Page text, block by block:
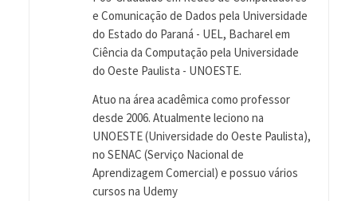
e Comunicação de Dados pela Universidade
do Estado do Paraná - UEL, Bacharel em
Ciência da Computação pela Universidade
do Oeste Paulista - UNOESTE.
Atuo na área acadêmica como professor
desde 2006. Atualmente leciono na
UNOESTE (Universidade do Oeste Paulista),
no SENAC (Serviço Nacional de
Aprendizagem Comercial) e possuo vários
cursos na Udemy